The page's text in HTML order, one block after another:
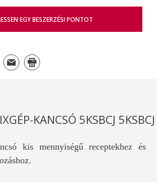
EGY BESZERZÉSI PONTOT
KANCSÓ 5KSBCJ 5KSBCJ
kis mennyiségű receptekhez és